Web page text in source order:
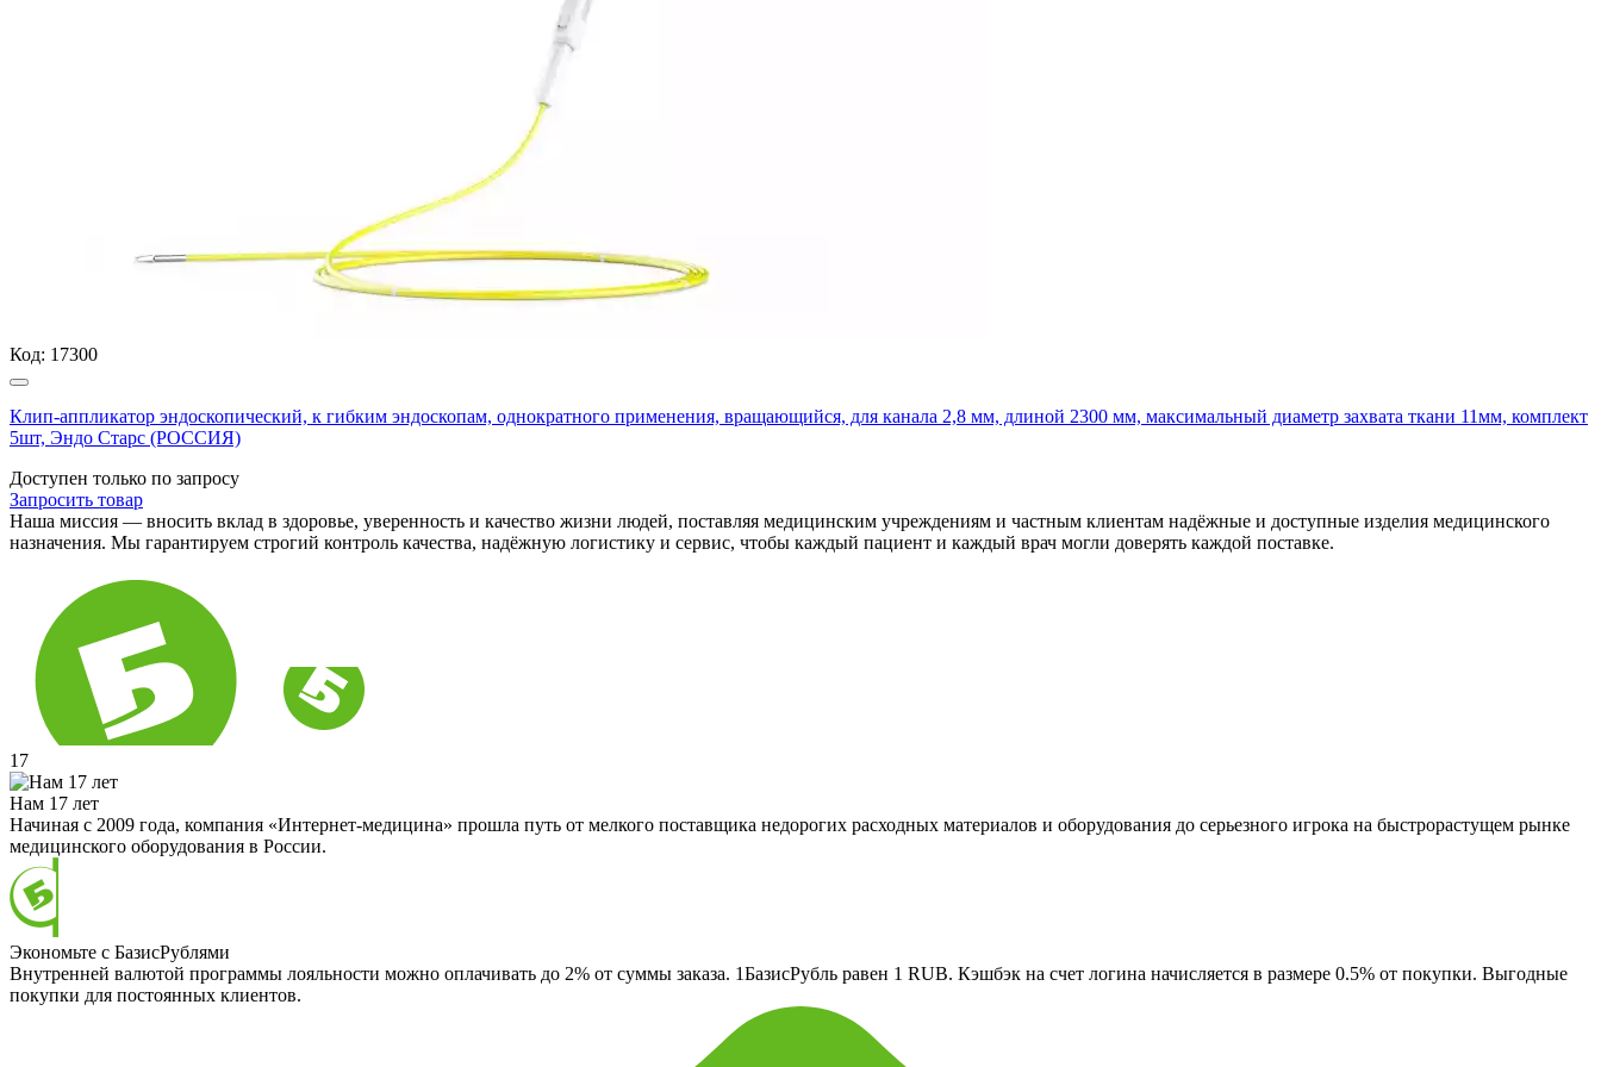
Код: 17300
Клип-аппликатор эндоскопический, к гибким эндоскопам, однократного применения, вращающийся, для канала 2,8 мм, длиной 2300 мм, максимальный диаметр захвата ткани 11мм, комплект
5шт, Эндо Старс (РОССИЯ)
Доступен только по запросу
Запросить товар
Наша миссия — вносить вклад в здоровье, уверенность и качество жизни людей, поставляя медицинским учреждениям и частным клиентам надёжные и доступные изделия медицинского
назначения. Мы гарантируем строгий контроль качества, надёжную логистику и сервис, чтобы каждый пациент и каждый врач могли доверять каждой поставке.
17
Нам 17 лет
Начиная с 2009 года, компания «Интернет-медицина» прошла путь от мелкого поставщика недорогих расходных материалов и оборудования до серьезного игрока на быстрорастущем рынке
медицинского оборудования в России.
Экономьте с БазисРублями
Внутренней валютой программы лояльности можно оплачивать до 2% от суммы заказа. 1БазисРубль равен 1 RUB. Кэшбэк на счет логина начисляется в размере 0.5% от покупки. Выгодные
покупки для постоянных клиентов.